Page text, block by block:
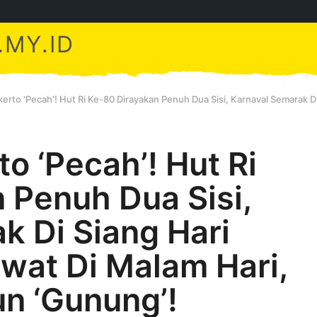
'Pecah'! Hut Ri Ke-80 Dirayakan Penuh Dua Sisi, Karnaval Semarak
‘Pecah’! Hut Ri
Dua Sisi,
Di Siang Hari
Di Malam Hari,
‘Gunung’!